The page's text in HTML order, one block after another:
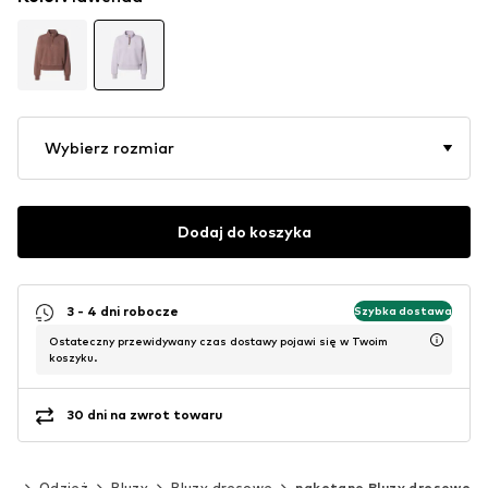
Wybierz rozmiar
Dodaj do koszyka
3 - 4 dni robocze Szybka dostawa
Ostateczny przewidywany czas dostawy pojawi się w Twoim
koszyku.
30 dni na zwrot towaru